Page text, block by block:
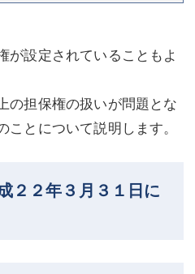
が設定されていることもよ
の担保権の扱いが問題とな
とについて説明します。
２年３月３１日に